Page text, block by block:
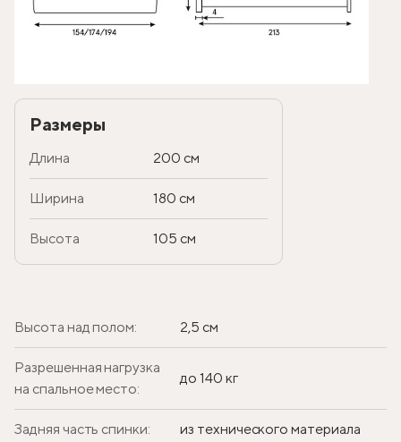
Размеры
Длина 200 см
Ширина 180 см
Высота 105 см
Высота над полом: 2,5 см
Разрешенная нагрузка
на спальное место:
до 140 кг
Задняя часть спинки: из технического материала